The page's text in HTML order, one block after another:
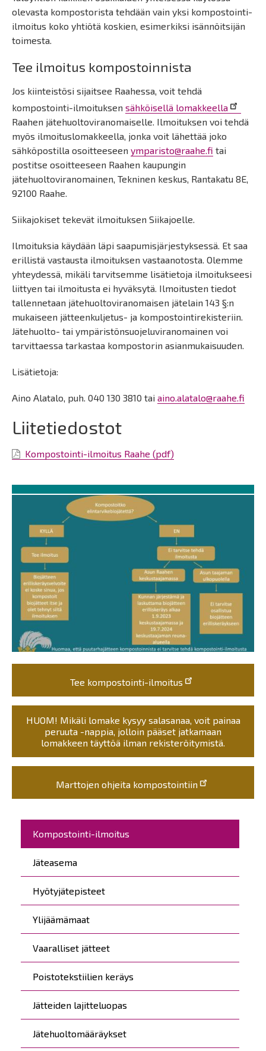
Päävalikko
Kompostointi-ilmoitus
Jäteasema
Hyötyjätepisteet
Ylijäämämaat
Vaaralliset jätteet
Poistotekstiilien keräys
Jätteiden lajitteluopas
Jätehuoltomääräykset
olevasta kompostorista tehdään vain yksi kompostointi-
ilmoitus koko yhtiötä koskien, esimerkiksi isännöitsijän
toimesta.
Tee ilmoitus kompostoinnista
Jos kiinteistösi sijaitsee Raahessa, voit tehdä
kompostointi-ilmoituksen sähköisellä lomakkeella
Raahen jätehuoltoviranomaiselle. Ilmoituksen voi tehdä
myös ilmoituslomakkeella, jonka voit lähettää joko
sähköpostilla osoitteeseen ymparisto@raahe.fi tai
postitse osoitteeseen Raahen kaupungin
jätehuoltoviranomainen, Tekninen keskus, Rantakatu 8E,
92100 Raahe.
Siikajokiset tekevät ilmoituksen Siikajoelle.
Ilmoituksia käydään läpi saapumisjärjestyksessä. Et saa
erillistä vastausta ilmoituksen vastaanotosta. Olemme
yhteydessä, mikäli tarvitsemme lisätietoja ilmoitukseesi
liittyen tai ilmoitusta ei hyväksytä. Ilmoitusten tiedot
tallennetaan jätehuoltoviranomaisen jätelain 143 §:n
mukaiseen jätteenkuljetus- ja kompostointirekisteriin.
Jätehuolto- tai ympäristönsuojeluviranomainen voi
tarvittaessa tarkastaa kompostorin asianmukaisuuden.
Lisätietoja:
Aino Alatalo, puh. 040 130 3810 tai aino.alatalo@raahe.fi
Liitetiedostot
Kompostointi-ilmoitus Raahe (pdf)
Tee kompostointi-ilmoitus
HUOM! Mikäli lomake kysyy salasanaa, voit painaa
peruuta -nappia, jolloin pääset jatkamaan
lomakkeen täyttöä ilman rekisteröitymistä.
Marttojen ohjeita kompostointiin